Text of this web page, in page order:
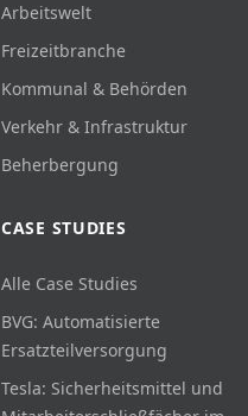
Arbeitswelt
Freizeitbranche
Kommunal & Behörden
Verkehr & Infrastruktur
Beherbergung
CASE STUDIES
Alle Case Studies
BVG: Automatisierte
Ersatzteilversorgung
Tesla: Sicherheitsmittel und